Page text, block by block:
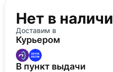
Нет в
Доставим в
Курьером
В пункт выдачи